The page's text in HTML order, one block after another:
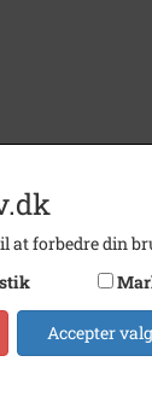
at forbedre din
Accepter